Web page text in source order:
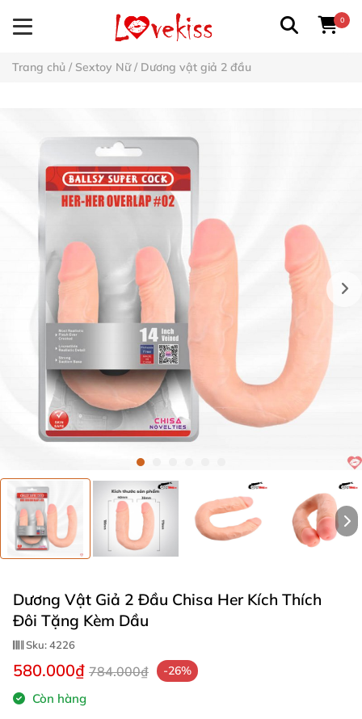
0
Trang chủ / Sextoy Nữ/ Dương vật giả 2 đầu
Dương Vật Giả 2 Đầu Chisa Her Kích Thích
Đôi Tặng Kèm Dầu
Sku:4226
580.000₫ 784.000₫ -26%
Còn hàng